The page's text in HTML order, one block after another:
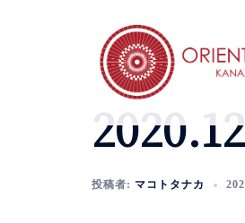
投稿者: マコトタナカ